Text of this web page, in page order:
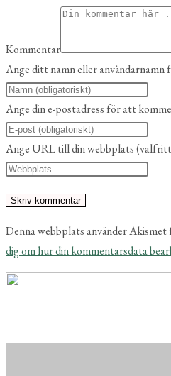
Kommentar
Ange ditt namn eller
Ange din e-postadress för att
Ange URL till din webbplats
Denna webbplats använder
dig om hur din kommentarsdata